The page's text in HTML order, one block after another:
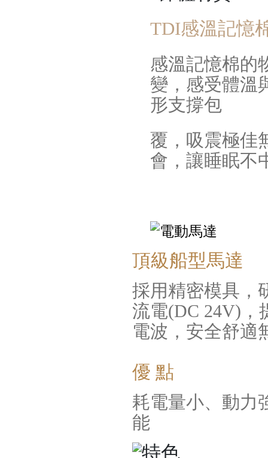
TDI感溫記憶
感溫記憶棉的
變，感受體溫
形支撐包
覆，吸震極佳
會，讓睡眠不
頂級船型馬達
採用精密模具，
流電(DC 24V)，
電波，安全舒適
優 點
耗電量小、動力
能